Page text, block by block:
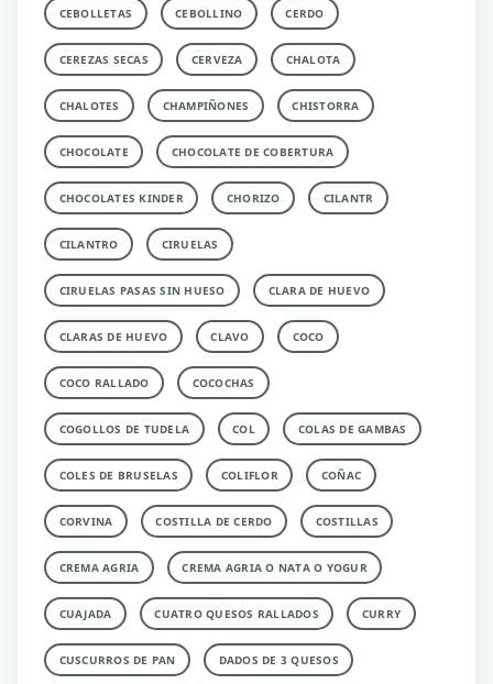
CEBOLLETAS CEBOLLINO CERDO
CEREZAS SECAS CERVEZA CHALOTA
CHALOTES CHAMPIÑONES CHISTORRA
CHOCOLATE CHOCOLATE DE COBERTURA
CHOCOLATES KINDER CHORIZO CILANTR
CILANTRO CIRUELAS
CIRUELAS PASAS SIN HUESO CLARA DE HUEVO
CLARAS DE HUEVO CLAVO COCO
COCO RALLADO COCOCHAS
COGOLLOS DE TUDELA COL COLAS DE GAMBAS
COLES DE BRUSELAS COLIFLOR COÑAC
CORVINA COSTILLA DE CERDO COSTILLAS
CREMA AGRIA CREMA AGRIA O NATA O YOGUR
CUAJADA CUATRO QUESOS RALLADOS CURRY
CUSCURROS DE PAN DADOS DE 3 QUESOS